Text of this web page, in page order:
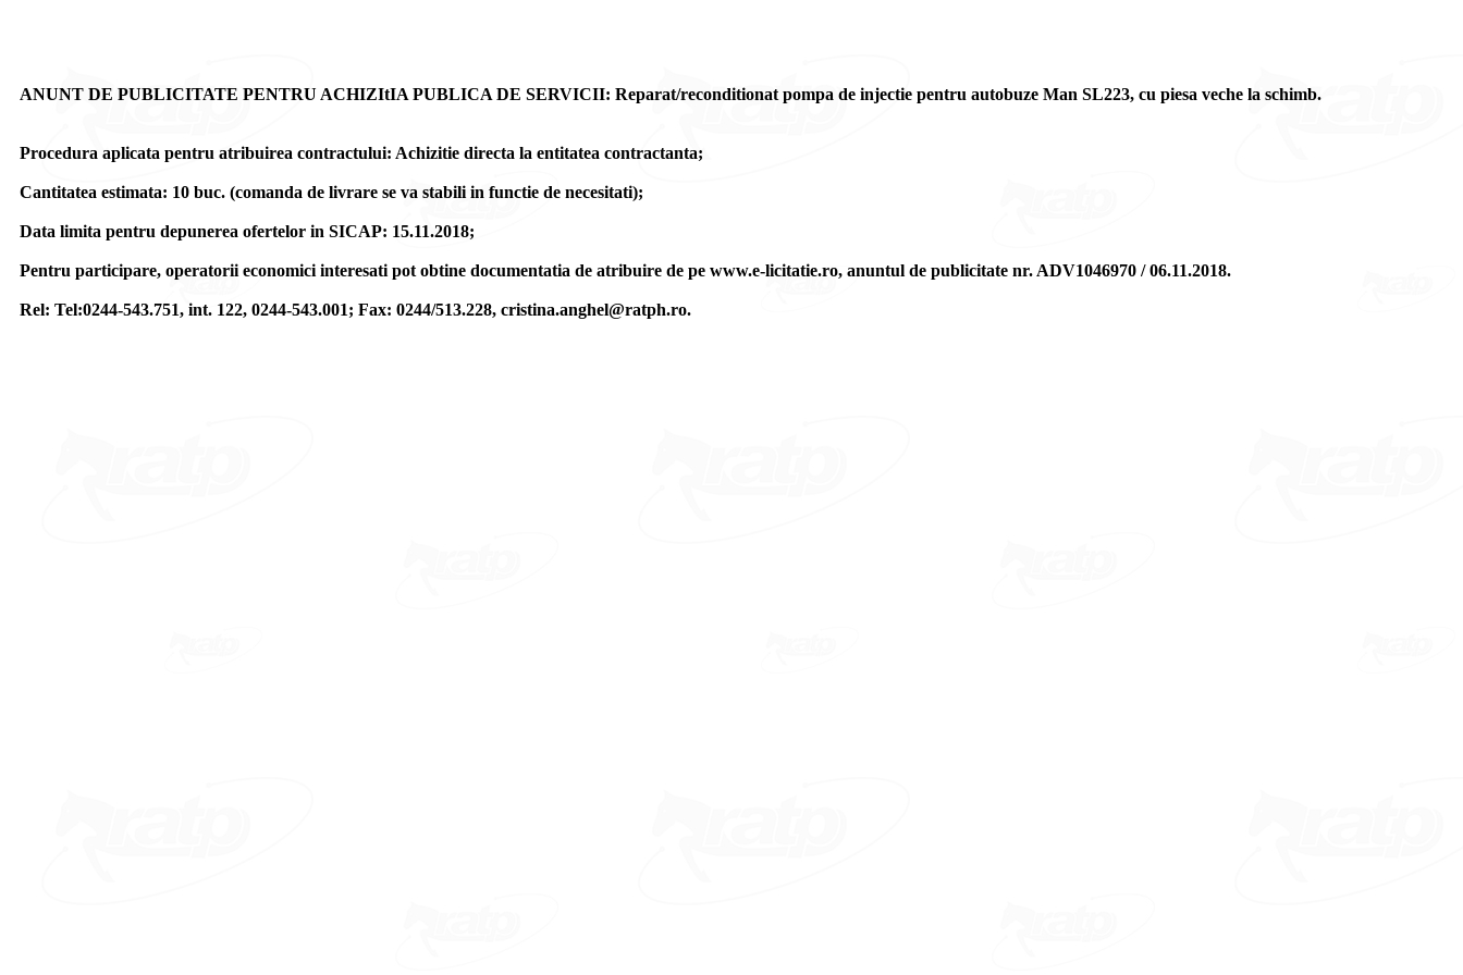
ANUNT DE PUBLICITATE PENTRU ACHIZItIA PUBLICA DE SERVICII: Reparat/reconditionat pompa de injectie pentru autobuze Man SL223, cu piesa veche la schimb.
Procedura aplicata pentru atribuirea contractului: Achizitie directa la entitatea contractanta;
Cantitatea estimata: 10 buc. (comanda de livrare se va stabili in functie de necesitati);
Data limita pentru depunerea ofertelor in SICAP: 15.11.2018;
Pentru participare, operatorii economici interesati pot obtine documentatia de atribuire de pe www.e-licitatie.ro, anuntul de publicitate nr. ADV1046970 / 06.11.2018.
Rel: Tel:0244-543.751, int. 122, 0244-543.001; Fax: 0244/513.228, cristina.anghel@ratph.ro.